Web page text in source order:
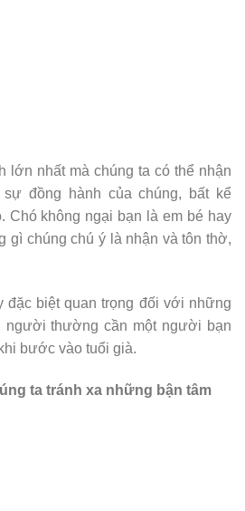
lớn nhất mà chúng ta có thể nhận
đồng hành của chúng, bất kể
Chó không ngại bạn là em bé hay
gì chúng chú ý là nhận và tôn thờ,
đặc biệt quan trọng đối với những
thường cần một người bạn
bước vào tuổi già.
ta tránh xa những bận tâm